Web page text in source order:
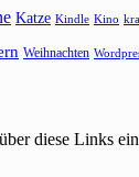
Katze Kindle Kino
Weihnachten
diese Links